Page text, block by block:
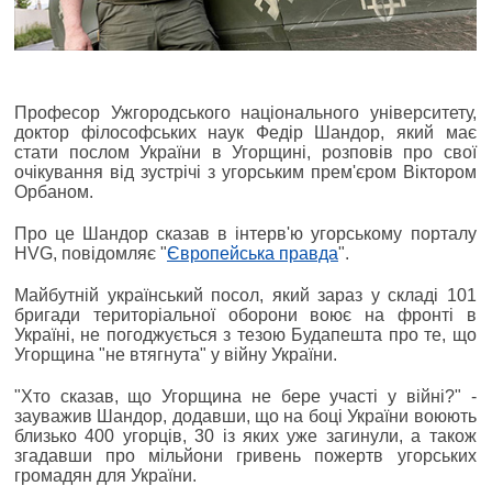
Професор Ужгородського національного університету,
доктор філософських наук Федір Шандор, який має
стати послом України в Угорщині, розповів про свої
очікування від зустрічі з угорським прем'єром Віктором
Орбаном.
Про це Шандор сказав в інтерв'ю угорському порталу
HVG, повідомляє "Європейська правда".
Майбутній український посол, який зараз у складі 101
бригади територіальної оборони воює на фронті в
Україні, не погоджується з тезою Будапешта про те, що
Угорщина "не втягнута" у війну України.
"Хто сказав, що Угорщина не бере участі у війні?" -
зауважив Шандор, додавши, що на боці України воюють
близько 400 угорців, 30 із яких уже загинули, а також
згадавши про мільйони гривень пожертв угорських
громадян для України.